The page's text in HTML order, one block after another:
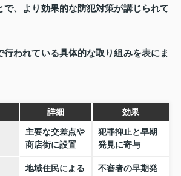
で、より効果的な防犯対策が講じられて
行われている具体的な取り組みを表にま
詳細 効果
主要な交差点や
商店街に設置
犯罪抑止と早期
発見に寄与
地域住民による
不審者の早期発